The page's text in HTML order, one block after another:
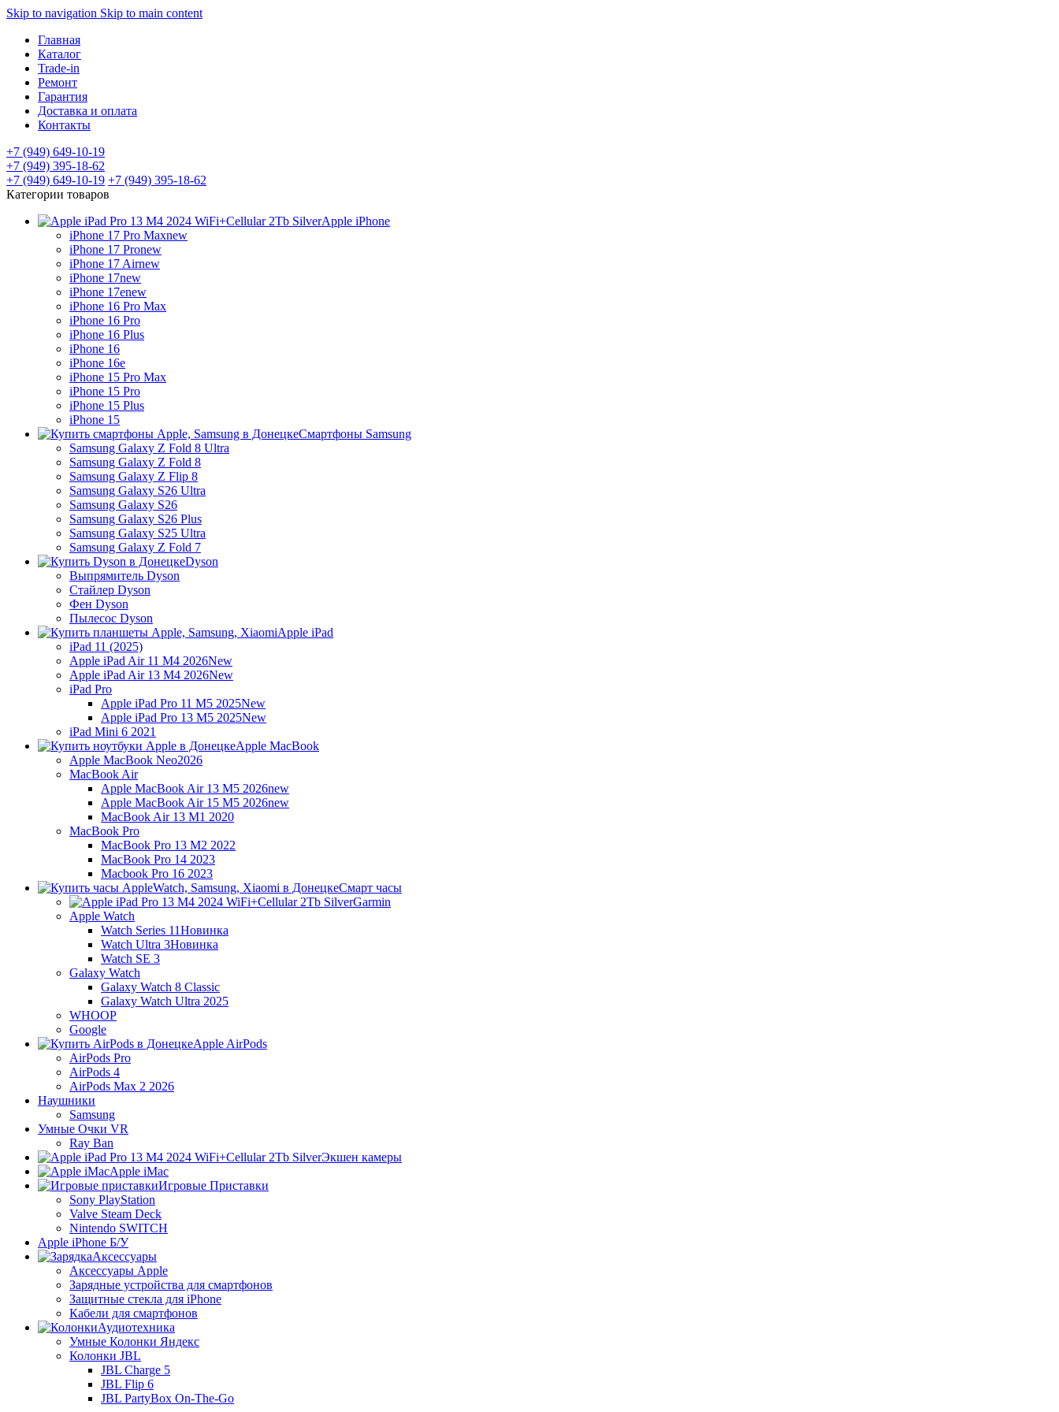
Skip to navigation Skip to main content
Главная
Каталог
Trade-in
Ремонт
Гарантия
Доставка и оплата
Контакты
+7 (949) 649-10-19
+7 (949) 395-18-62
+7 (949) 649-10-19 +7 (949) 395-18-62
Категории товаров
Apple iPhone
iPhone 17 Pro Maxnew
iPhone 17 Pronew
iPhone 17 Airnew
iPhone 17new
iPhone 17enew
iPhone 16 Pro Max
iPhone 16 Pro
iPhone 16 Plus
iPhone 16
iPhone 16e
iPhone 15 Pro Max
iPhone 15 Pro
iPhone 15 Plus
iPhone 15
Смартфоны Samsung
Samsung Galaxy Z Fold 8 Ultra
Samsung Galaxy Z Fold 8
Samsung Galaxy Z Flip 8
Samsung Galaxy S26 Ultra
Samsung Galaxy S26
Samsung Galaxy S26 Plus
Samsung Galaxy S25 Ultra
Samsung Galaxy Z Fold 7
Dyson
Выпрямитель Dyson
Стайлер Dyson
Фен Dyson
Пылесос Dyson
Apple iPad
iPad 11 (2025)
Apple iPad Air 11 M4 2026New
Apple iPad Air 13 M4 2026New
iPad Pro
Apple iPad Pro 11 M5 2025New
Apple iPad Pro 13 M5 2025New
iPad Mini 6 2021
Apple MacBook
Apple MacBook Neo2026
MacBook Air
Apple MacBook Air 13 M5 2026new
Apple MacBook Air 15 M5 2026new
MacBook Air 13 M1 2020
MacBook Pro
MacBook Pro 13 M2 2022
MacBook Pro 14 2023
Macbook Pro 16 2023
Смарт часы
Garmin
Apple Watch
Watch Series 11Новинка
Watch Ultra 3Новинка
Watch SE 3
Galaxy Watch
Galaxy Watch 8 Classic
Galaxy Watch Ultra 2025
WHOOP
Google
Apple AirPods
AirPods Pro
AirPods 4
AirPods Max 2 2026
Наушники
Samsung
Умные Очки VR
Ray Ban
Экшен камеры
Apple iMac
Игровые Приставки
Sony PlayStation
Valve Steam Deck
Nintendo SWITCH
Apple iPhone Б/У
Аксессуары
Аксессуары Apple
Зарядные устройства для смартфонов
Защитные стекла для iPhone
Кабели для смартфонов
Аудиотехника
Умные Колонки Яндекс
Колонки JBL
JBL Charge 5
JBL Flip 6
JBL PartyBox On-The-Go